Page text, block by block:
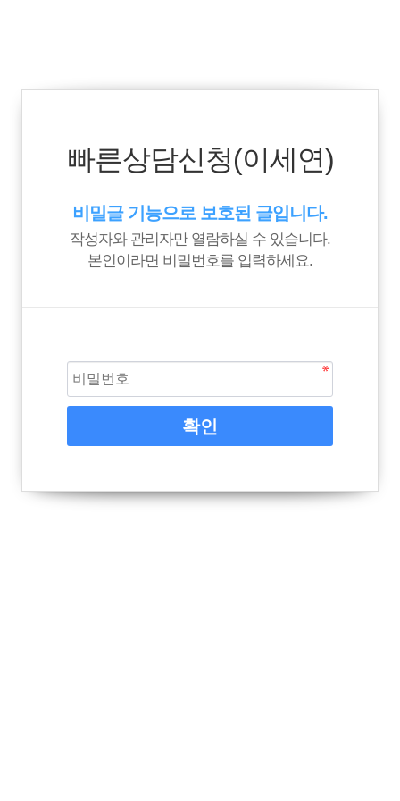
빠른상담신청(이세연)
비밀글 기능으로 보호된 글입니다.
작성자와 관리자만 열람하실 수 있습니다.
본인이라면 비밀번호를 입력하세요.